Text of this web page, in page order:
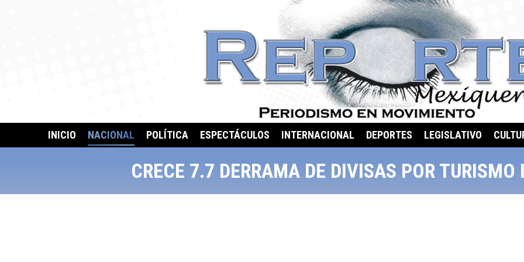
INICIO NACIONAL POLÍTICA ESPECTÁCULOS INTERNACIONAL DEPORTES LEGISLATIVO
CRECE 7.7 DERRAMA DE DIVISAS POR